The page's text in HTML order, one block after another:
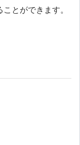
とができます。